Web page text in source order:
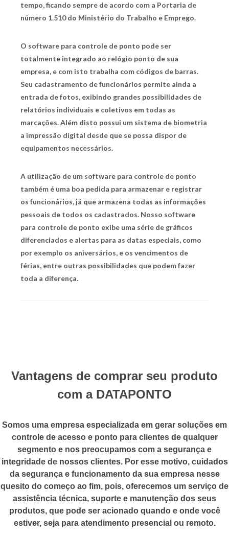
tempo, ficando sempre de acordo com a Portaria de
número 1.510 do Ministério do Trabalho e Emprego.
O software para controle de ponto pode ser
totalmente integrado ao relógio ponto de sua
empresa, e com isto trabalha com códigos de barras.
Seu cadastramento de funcionários permite ainda a
entrada de fotos, exibindo grandes possibilidades de
relatórios individuais e coletivos em todas as
marcações. Além disto possui um sistema de biometria
a impressão digital desde que se possa dispor de
equipamentos necessários.
A utilização de um software para controle de ponto
também é uma boa pedida para armazenar e registrar
os funcionários, já que armazena todas as informações
pessoais de todos os cadastrados. Nosso software
para controle de ponto exibe uma série de gráficos
diferenciados e alertas para as datas especiais, como
por exemplo os aniversários, e os vencimentos de
férias, entre outras possibilidades que podem fazer
toda a diferença.
Vantagens de comprar seu produto
com a DATAPONTO
Somos uma empresa especializada em gerar soluções em
controle de acesso e ponto para clientes de qualquer
segmento e nos preocupamos com a segurança e
integridade de nossos clientes. Por esse motivo, cuidados
da segurança e funcionamento da sua empresa nesse
quesito do começo ao fim, pois, oferecemos um serviço de
assistência técnica, suporte e manutenção dos seus
produtos, que pode ser acionado quando e onde você
estiver, seja para atendimento presencial ou remoto.